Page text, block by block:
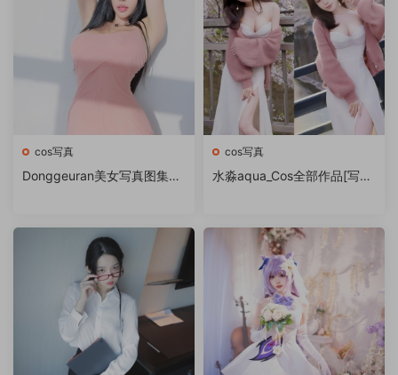
cos写真
Donggeuran美女写真图集合
cos写真
水淼aqua_Cos全部作品[写眞